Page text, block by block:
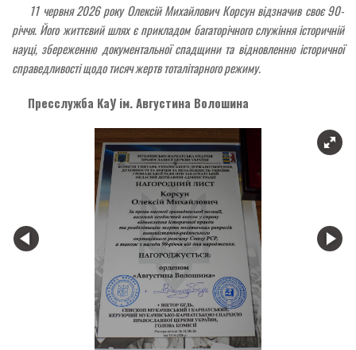
11 червня 2026 року Олексій Михайлович Корсун відзначив своє 90-
річчя. Його життєвий шлях є прикладом багаторічного служіння історичній
науці, збереженню документальної спадщини та відновленню історичної
справедливості щодо тисяч жертв тоталітарного режиму.
Пресслужба КаУ ім. Августина Волошина